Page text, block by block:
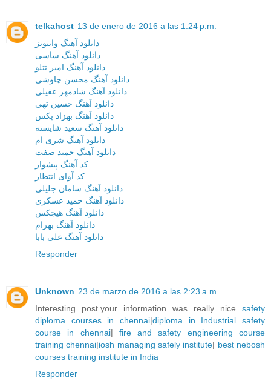
telkahost 13 de enero de 2016 a las 1:24 p.m.
دانلود آهنگ وانتونز
دانلود آهنگ ساسی
دانلود آهنگ امیر تتلو
دانلود آهنگ محسن چاوشی
دانلود آهنگ شادمهر عقیلی
دانلود آهنگ حسین تهی
دانلود آهنگ بهزاد پکس
دانلود آهنگ سعید شایسته
دانلود آهنگ شری ام
دانلود آهنگ حمید صفت
کد آهنگ پیشواز
کد آوای انتظار
دانلود آهنگ سامان جلیلی
دانلود آهنگ حمید عسکری
دانلود آهنگ هیچکس
دانلود آهنگ بهرام
دانلود آهنگ علی بابا
Responder
Unknown 23 de marzo de 2016 a las 2:23 a.m.
Interesting post.your information was really nice safety
diploma courses in chennai|diploma in Industrial safety
course in chennai| fire and safety engineering course
training chennai|iosh managing safely institute| best nebosh
courses training institute in India
Responder